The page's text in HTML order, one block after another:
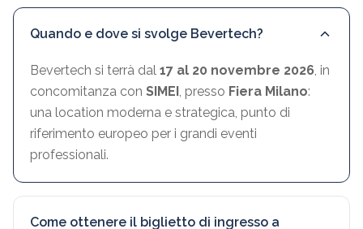
Quando e dove si svolge Bevertech?
Bevertech si terrà dal 17 al 20 novembre 2026, in
concomitanza con SIMEI, presso Fiera Milano:
una location moderna e strategica, punto di
riferimento europeo per i grandi eventi
professionali.
Come ottenere il biglietto di ingresso a